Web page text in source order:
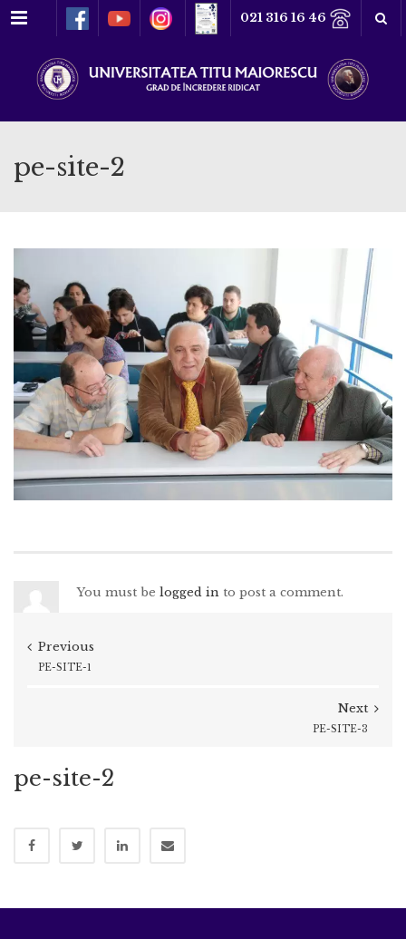
Meniu 021 316 16 46
pe-site-2
You must be logged in to post a comment.
Previous
PE-SITE-1
Next
PE-SITE-3
pe-site-2